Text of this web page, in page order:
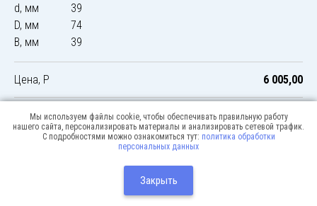
d, мм
39
D, мм
74
B, мм
39
Цена, Р 6 005,00
Мы используем файлы cookie, чтобы обеспечивать правильную работу
нашего сайта, персонализировать материалы и анализировать сетевой трафик.
С подробностями можно ознакомиться тут: политика обработки
персональных данных
Закрыть